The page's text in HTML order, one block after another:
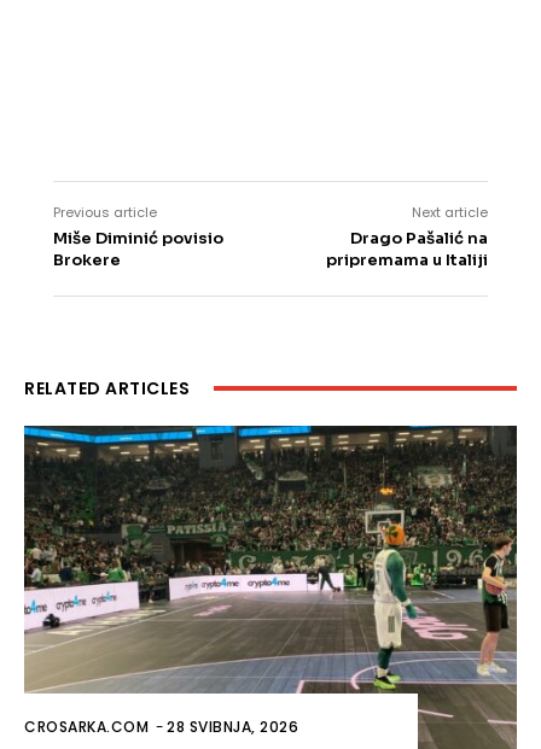
Previous article
Miše Diminić povisio
Brokere
Next article
Drago Pašalić na
pripremama u Italiji
RELATED ARTICLES
CROSARKA.COM -28 SVIBNJA, 2026